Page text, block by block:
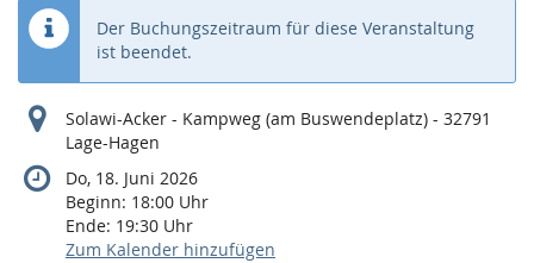
Der Buchungszeitraum für diese Veranstaltung
ist beendet.
Solawi-Acker - Kampweg (am Buswendeplatz) - 32791
Lage-Hagen
Do, 18. Juni 2026
Beginn: 18:00 Uhr
Ende: 19:30 Uhr
Zum Kalender hinzufügen